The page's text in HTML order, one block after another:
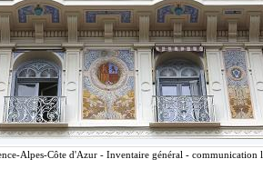
Alpes-Côte d'Azur - Inventaire général -